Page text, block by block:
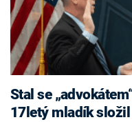
Stal se
17letý mladík